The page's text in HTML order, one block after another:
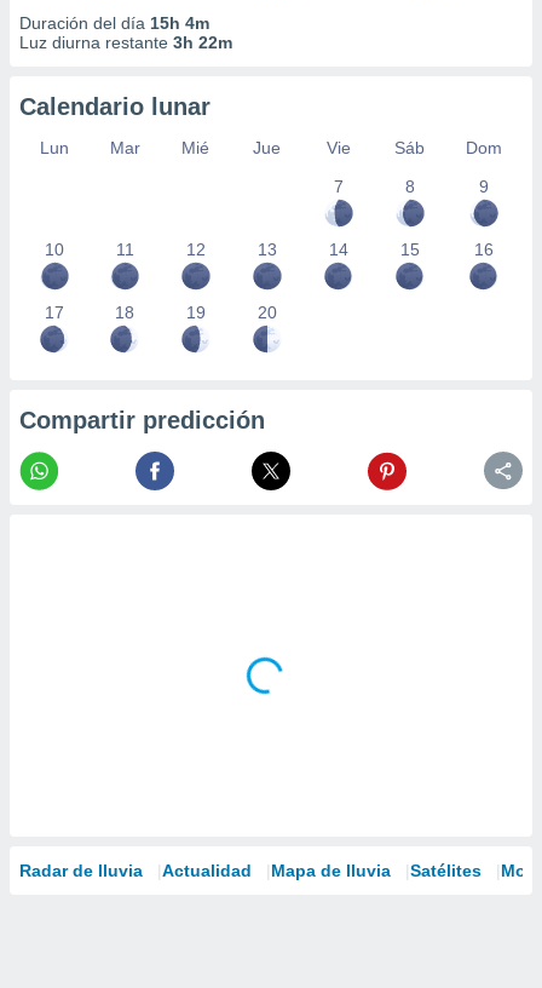
Duración del día 15h 4m
Luz diurna restante 3h 22m
Calendario lunar
Lun Mar Mié Jue Vie Sáb
Dom
7
8 9
10 11 12 13 14 15 16
17 18 19 20
Compartir predicción
Radar de lluvia Actualidad Mapa de lluvia Satélites